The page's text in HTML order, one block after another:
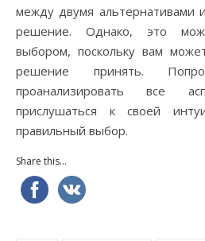
между двумя альтернативами
решение. Однако, это
выбором, поскольку вам
решение принять.
проанализировать все
прислушаться к своей
правильный выбор.
Share this...